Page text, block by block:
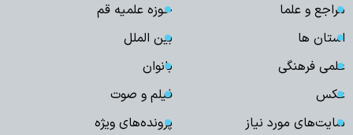
مراجع و علما
حوزه علمیه قم
استان ها
بین الملل
علمی فرهنگی
بانوان
عکس
فیلم و صوت
سایت‌های مورد نیاز
پرونده‌های ویژه